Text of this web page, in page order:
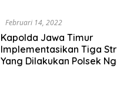
Februari 14, 2022
Kapolda Jawa Timur
Implementasikan Tiga
Yang Dilakukan Polsek